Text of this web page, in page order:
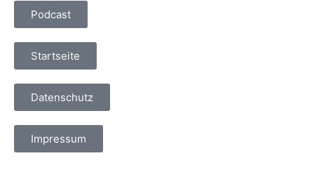
Startseite
Datenschutz
Impressum
Podcast